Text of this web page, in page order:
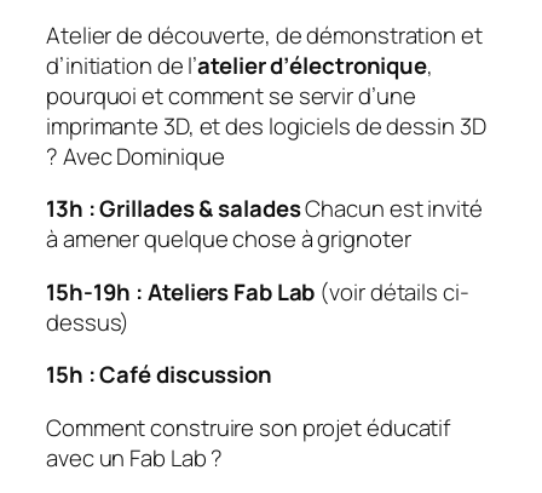
Atelier de découverte, de démonstration et
d’initiation de l’atelier d’électronique,
pourquoi et comment se servir d’une
imprimante 3D, et des logiciels de dessin 3D
? Avec Dominique
13h : Grillades & saladesChacun est invité
à amener quelque chose à grignoter
15h-19h : Ateliers Fab Lab (voir détails ci-
dessus)
15h : Café discussion
Comment construire son projet éducatif
avec un Fab Lab ?